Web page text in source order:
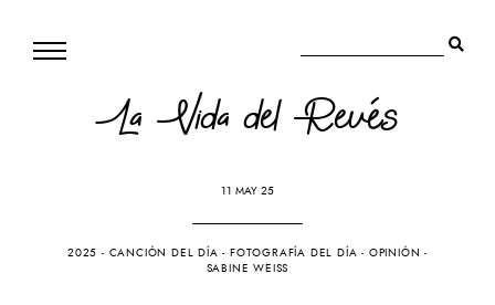
La Vida del Revés
11 MAY 25
2025 - CANCIÓN DEL DÍA - FOTOGRAFÍA DEL DÍA - OPINIÓN -
SABINE WEISS